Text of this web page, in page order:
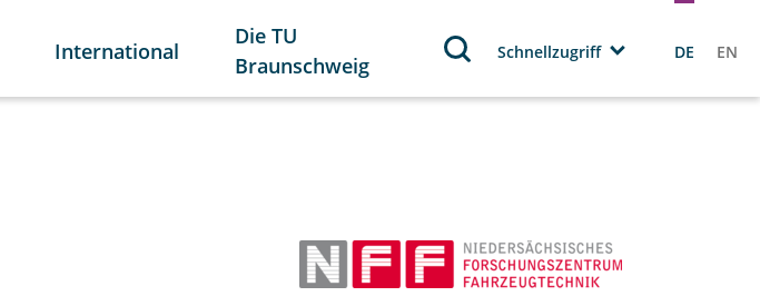
International
Die TU
Braunschweig
Schnellzugriff DE EN